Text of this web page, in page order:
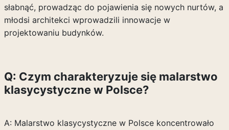
słabnąć, prowadząc do pojawienia się nowych nurtów, a
młodsi architekci wprowadzili innowacje w
projektowaniu budynków.
Q: Czym charakteryzuje się malarstwo
klasycystyczne w Polsce?
A: Malarstwo klasycystyczne w Polsce koncentrowało